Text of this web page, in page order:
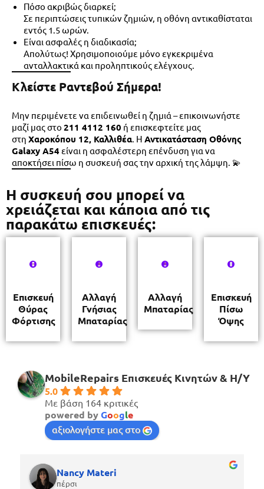
Πόσο ακριβώς διαρκεί;
Σε περιπτώσεις τυπικών ζημιών, η οθόνη αντικαθίσταται
εντός 1.5 ωρών.
Είναι ασφαλές η διαδικασία;
Απολύτως! Χρησιμοποιούμε μόνο εγκεκριμένα
ανταλλακτικά και προληπτικούς ελέγχους.
Κλείστε Ραντεβού Σήμερα!
Μην περιμένετε να επιδεινωθεί η ζημιά – επικοινωνήστε
μαζί μας στο 211 4112 160 ή επισκεφτείτε μας
στη Χαροκόπου 12, Καλλιθέα. Η Αντικατάσταση Οθόνης
Galaxy A54 είναι η ασφαλέστερη επένδυση για να
αποκτήσει πίσω η συσκευή σας την αρχική της λάμψη. 💫
Η συσκευή σου μπορεί να
χρειάζεται και κάποια από τις
παρακάτω επισκευές:
Επισκευή
Θύρας
Φόρτισης
Αλλαγή
Γνήσιας
Μπαταρίας
Αλλαγή
Μπαταρίας
Επισκευή
Πίσω
Όψης
MobileRepairs Επισκευές Κινητών & H/Y
5.0
Με βάση 164 κριτικές
powered byGoogle
αξιολογήστε μας στο
Nancy Materi
πέρσι